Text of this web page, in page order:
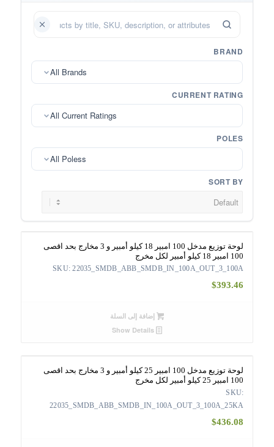
BRAND
All Brands
CURRENT RATING
All Current Ratings
POLES
All Poless
SORT BY
لوحة توزيع مدخل 100 امبير 18 كيلو أمبير و 3 مخارج بحد اقصى
100 امبير 18 كيلو أمبير لكل مخرج
SKU: 22035_SMDB_ABB_SMDB_IN_100A_OUT_3_100A
$393.46
إضافة إلى السلة
لوحة توزيع مدخل 100 امبير 25 كيلو أمبير و 3 مخارج بحد اقصى
100 امبير 25 كيلو أمبير لكل مخرج
SKU:
22035_SMDB_ABB_SMDB_IN_100A_OUT_3_100A_25KA
$436.08